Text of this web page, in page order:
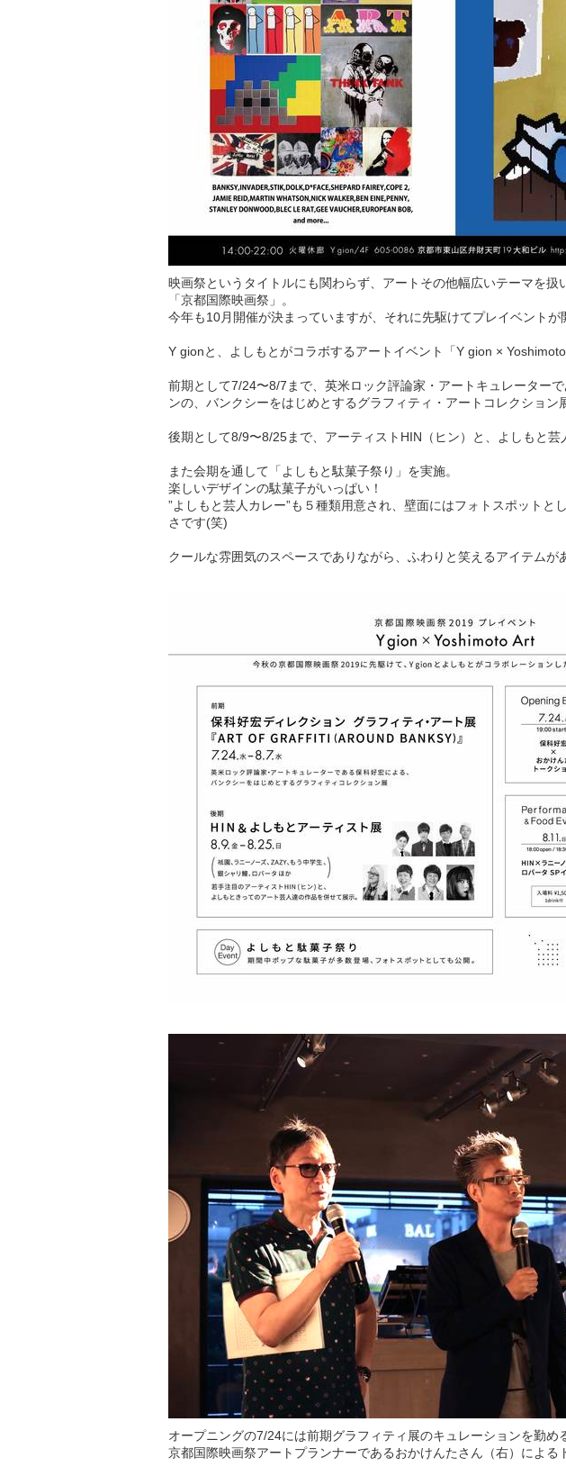
映画祭というタイトルにも関わらず、アートその他幅広いテーマを扱
「京都国際映画祭」。
今年も10月開催が決まっていますが、それに先駆けてプレイベントが
Y gionと、よしもとがコラボするアートイベント「Y gion × Yoshimoto
前期として7/24〜8/7まで、英米ロック評論家・アートキュレーター
ンの、バンクシーをはじめとするグラフィティ・アートコレクション
後期として8/9〜8/25まで、アーティストHIN（ヒン）と、よしもと芸
また会期を通して「よしもと駄菓子祭り」を実施。
楽しいデザインの駄菓子がいっぱい！
”よしもと芸人カレー”も５種類用意され、壁面にはフォトスポットと
さです(笑)
クールな雰囲気のスペースでありながら、ふわりと笑えるアイテムが
オープニングの7/24には前期グラフィティ展のキュレーションを勤め
京都国際映画祭アートプランナーであるおかけんたさん（右）による